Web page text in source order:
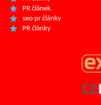
PR článek
seo pr články
PR články